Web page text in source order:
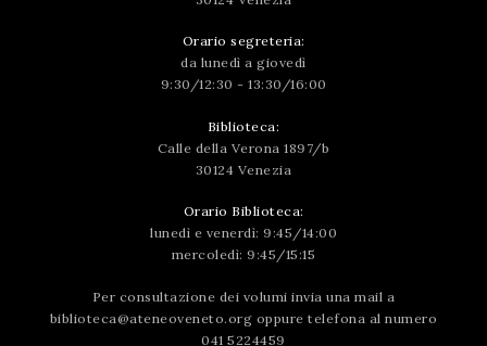
Orario segreteria:
da lunedì a giovedì
9:30/12:30 - 13:30/16:00
Biblioteca:
Calle della Verona 1897/b
30124 Venezia
Orario Biblioteca:
lunedì e venerdì: 9:45/14:00
mercoledì: 9:45/15:15
Per consultazione dei volumi invia una mail a
biblioteca@ateneoveneto.org oppure telefona al numero
041 5224459